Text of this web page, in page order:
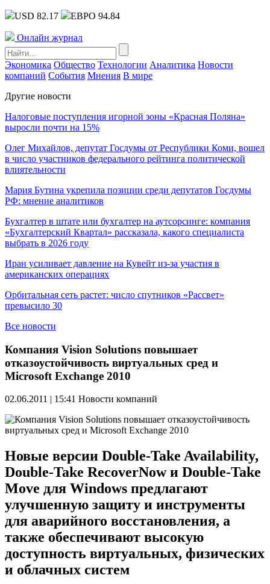
USD 82.17 ЕВРО 94.84
Онлайн журнал
Экономика Общество Технологии Аналитика Новости
компаний События Мнения В мире
Другие новости
Налоговые поступления игорной зоны «Красная Поляна»
выросли почти на 15%
Олег Михайлов, депутат Госдумы от Республики Коми, вошел
в число участников федерального рейтинга политической
влиятельности
Мария Бутина укрепила позиции среди депутатов Госдумы
РФ: мнение аналитиков
Бухгалтер в штате или бухгалтер на аутсорсинге: компания
«Бухгалтерский Квартал» рассказала, какого специалиста
выбрать в 2026 году
Иран усиливает давление на Кувейт из-за участия в
американских операциях
Орбитальная сеть растет: число спутников «Рассвет»
превысило 30
Все новости
Компания Vision Solutions повышает
отказоустойчивость виртуальных сред и
Microsoft Exchange 2010
02.06.2011 | 15:41 Новости компаний
Новые версии Double-Take Availability,
Double-Take RecoverNow и Double-Take
Move для Windows предлагают
улучшенную защиту и инструменты
для аварийного восстановления, а
также обеспечивают высокую
доступность виртуальных, физических
и облачных систем